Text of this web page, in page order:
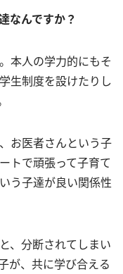
なんですか？
本人の学力的にもそ
生制度を設けたりし
お医者さんという子
トで頑張って子育て
う子達が良い関係性
、分断されてしまい
が、共に学び合える